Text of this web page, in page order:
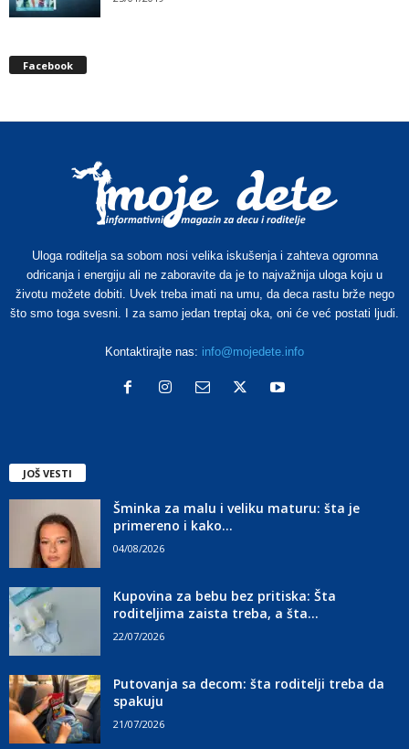
Facebook
Uloga roditelja sa sobom nosi velika iskušenja i zahteva ogromna
odricanja i energiju ali ne zaboravite da je to najvažnija uloga koju u
životu možete dobiti. Uvek treba imati na umu, da deca rastu brže nego
što smo toga svesni. I za samo jedan treptaj oka, oni će već postati ljudi.
Kontaktirajte nas: info@mojedete.info
JOŠ VESTI
Šminka za malu i veliku maturu: šta je
primereno i kako...
04/08/2026
Kupovina za bebu bez pritiska: Šta
roditeljima zaista treba, a šta...
22/07/2026
Putovanja sa decom: šta roditelji treba da
spakuju
21/07/2026